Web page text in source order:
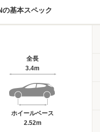
の基本スペック
全長
3.4m
ホイールベース
2.52m